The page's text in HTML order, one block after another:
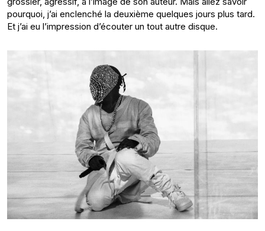
pourquoi, j’ai enclenché la deuxième quelques jours plus tard.
Et j’ai eu l’impression d’écouter un tout autre disque.